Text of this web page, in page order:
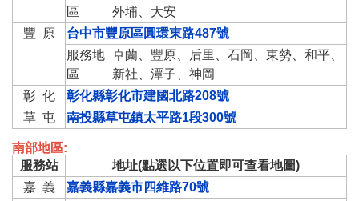
區
外埔、大安
豐 原
台中市豐原區圓環東路487號
服務地
區
卓蘭、豐原、后里、石岡、東勢、和平、
新社、潭子、神岡
彰 化
彰化縣彰化市建國北路208號
草 屯
南投縣草屯鎮太平路1段300號
南部地區:
服務站
地址(點選以下位置即可查看地圖)
嘉 義
嘉義縣嘉義市四維路70號